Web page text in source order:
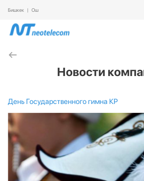
Бишкек | Ош
Новости
День Государственного гимна КР